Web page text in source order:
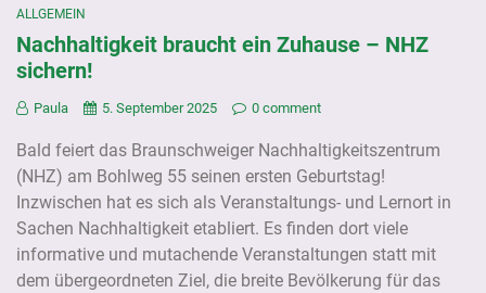
ALLGEMEIN
Nachhaltigkeit braucht ein Zuhause – NHZ
sichern!
Paula 5. September 2025 0 comment
Bald feiert das Braunschweiger Nachhaltigkeitszentrum
(NHZ) am Bohlweg 55 seinen ersten Geburtstag!
Inzwischen hat es sich als Veranstaltungs- und Lernort in
Sachen Nachhaltigkeit etabliert. Es finden dort viele
informative und mutachende Veranstaltungen statt mit
dem übergeordneten Ziel, die breite Bevölkerung für das